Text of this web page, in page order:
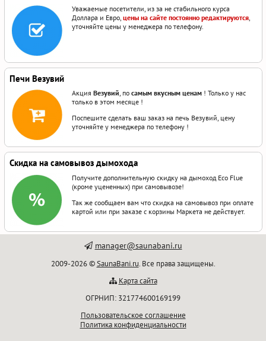
Уважаемые посетители, из за не стабильного курса
Доллара и Евро,цены на сайте постоянно редактируются
уточняйте цены у менеджера по телефону.
Печи Везувий
АкцияВезувий, посамым вкусным ценам ! Только у нас
только в этом месяце !
Поспешите сделать ваш заказ на печь Везувий, цену
уточняйте у менеджера по телефону !
Скидка на самовывоз дымохода
Получите дополнительную скидку на дымоход Eco Flue
(кроме уцененных) при самовывозе!
Так же сообщаем вам что скидка на самовывоз при оплате
картой или при заказе с корзины Маркета не действует.
manager@saunabani.ru
2009-2026 ©SaunaBani.ru. Все права защищены.
Карта сайта
ОГРНИП: 321774600169199
Пользовательское соглашение
Политика конфиденциальности